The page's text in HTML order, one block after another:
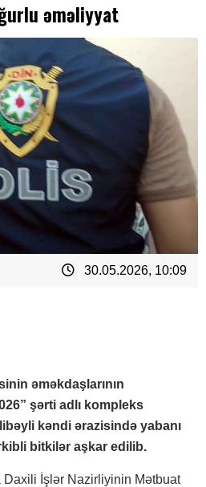
əməliyyat
30.05.2026, 10:09
əməkdaşlarının
şərti adlı kompleks
kəndi ərazisində yabanı
bitkilər aşkar edilib.
Daxili İşlər Nazirliyinin Mətbuat